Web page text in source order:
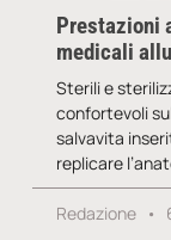
Prestazioni
medicali
Sterili e
confortevoli
salvavita
replicare
Redazione